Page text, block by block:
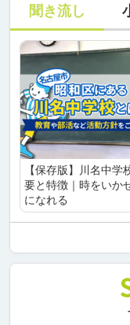
聞き流し
【保存版】川名中学
要と特徴｜時をいか
になれる